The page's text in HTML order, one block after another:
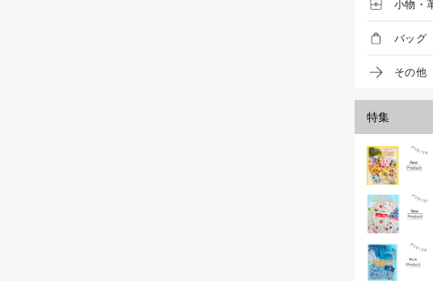
小物・
バッグ
その他
特集